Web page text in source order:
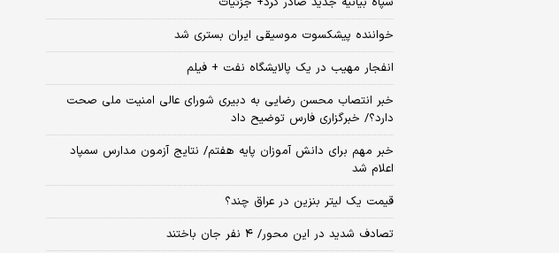
خواننده پیشکسوت موسیقی ایران بستری شد
انفجار مهیب در یک پالایشگاه نفت + فیلم
خبر انتصاب محسن رضایی به دبیری شورای عالی امنیت ملی صحت
دارد؟/ خبرگزاری فارس توضیح داد
خبر مهم برای دانش آموزان پایه هفتم/ نتایج آزمون مدارس سمپاد
اعلام شد
قیمت یک لیتر بنزین در عراق چند؟
تصادف شدید در این محور/ ۴ نفر جان باختند